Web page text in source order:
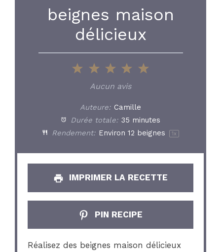
beignes maison
délicieux
5
4
3
Stars
2
Stars
1
Star
Aucun avis
Auteure: Camille
Durée totale: 35 minutes
Rendement: Environ 12 beignes 1 x
IMPRIMER LA RECETTE
PIN RECIPE
Réalisez des beignes maison délicieux